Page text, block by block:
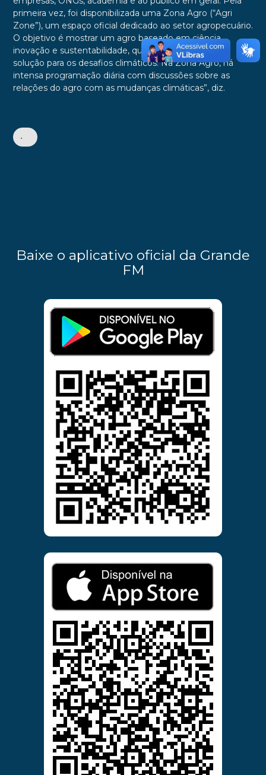
primeira vez, foi disponibilizada uma Zona Agro (“Agri
Zone”), um espaço oficial dedicado ao setor agropecuário.
O objetivo é mostrar um agro baseado em ciência,
inovação e sustentabilidade, que pode ser parte da
solução para os desafios climáticos. Na Zona Agro, há
intensa programação diária com discussões sobre as
relações do agro com as mudanças climáticas”, diz.
•
Baixe o aplicativo oficial da Grande
FM